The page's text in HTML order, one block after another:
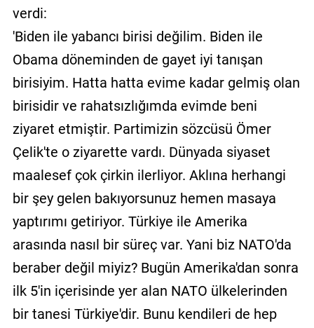
verdi:
'Biden ile yabancı birisi değilim. Biden ile
Obama döneminden de gayet iyi tanışan
birisiyim. Hatta hatta evime kadar gelmiş olan
birisidir ve rahatsızlığımda evimde beni
ziyaret etmiştir. Partimizin sözcüsü Ömer
Çelik'te o ziyarette vardı. Dünyada siyaset
maalesef çok çirkin ilerliyor. Aklına herhangi
bir şey gelen bakıyorsunuz hemen masaya
yaptırımı getiriyor. Türkiye ile Amerika
arasında nasıl bir süreç var. Yani biz NATO'da
beraber değil miyiz? Bugün Amerika'dan sonra
ilk 5'in içerisinde yer alan NATO ülkelerinden
bir tanesi Türkiye'dir. Bunu kendileri de hep